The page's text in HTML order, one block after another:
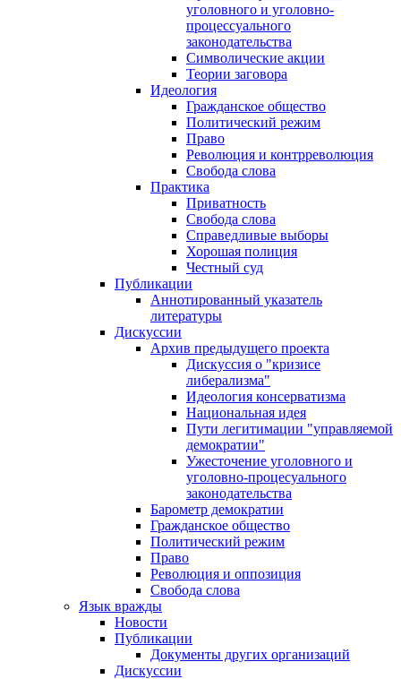
уголовного и уголовно-
процессуального
законодательства
Символические акции
Теории заговора
Идеология
Гражданское общество
Политический режим
Право
Революция и контрреволюция
Свобода слова
Практика
Приватность
Свобода слова
Справедливые выборы
Хорошая полиция
Честный суд
Публикации
Аннотированный указатель
литературы
Дискуссии
Архив предыдущего проекта
Дискуссия о "кризисе
либерализма"
Идеология консерватизма
Национальная идея
Пути легитимации "управляемой
демократии"
Ужесточение уголовного и
уголовно-процесуального
законодательства
Барометр демократии
Гражданское общество
Политический режим
Право
Революция и оппозиция
Свобода слова
Язык вражды
Новости
Публикации
Документы других организаций
Дискуссии